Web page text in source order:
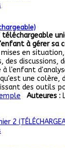
téléchargeable
à gérer sa
en
des discussions,
l'enfant
une colère,
des outils
Auteures :